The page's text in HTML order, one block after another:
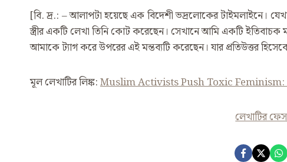
[বি. দ্র.: – আলাপটা হয়েছে এক বিদেশী ভদ্রলোকের টাইমলাইনে।
স্ত্রীর একটি লেখা তিনি কোট করেছেন। সেখানে আমি একটি ইতিবাচক
আমাকে ট্যাগ করে উপরের এই মন্তব্যটি করেছেন। যার প্রতিউত্তর
মূল লেখাটির লিঙ্ক:Muslim Activists Push Toxic
লেখাটির